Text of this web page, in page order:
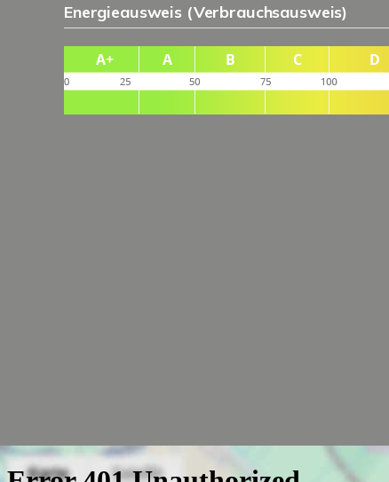
Energieausweis (Verbrauchsausweis)